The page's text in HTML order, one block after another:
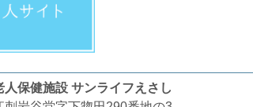
人保健施設 サンライフえさし